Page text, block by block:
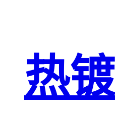
热